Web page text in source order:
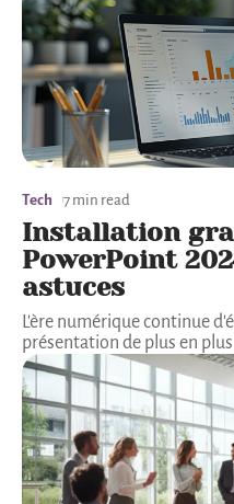
Tech 7 min read
Installation
PowerPoint
astuces
L'ère numérique continue
présentation de plus en